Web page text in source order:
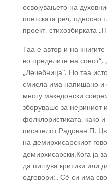
освојувањето на
поетската реч, односно
проект, стихозбирката
Таа е автор и на
во пределите на сонот“,
„Лечебница“. Но таа
смисла има напишано и
многу македонски
зборуваше за нејзиниот
фолклористиката, како
писателот Радован П.
на демирхисарскиот
демирхисарски.Кога ја
да пишува критики или
одговори:„ Сѐ си има